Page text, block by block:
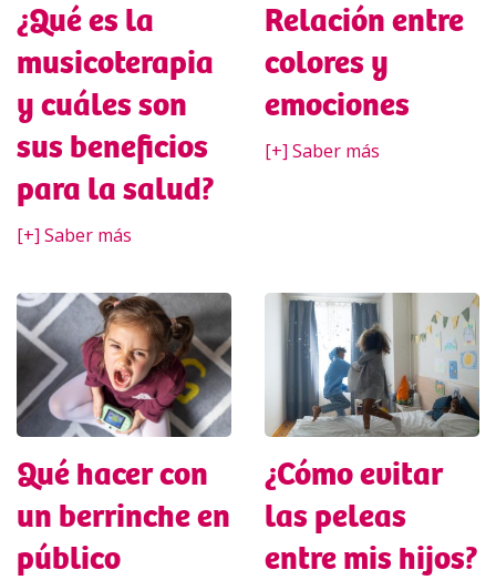
¿Qué es la
musicoterapia
y cuáles son
sus beneficios
para la salud?
[+] Saber más
Relación entre
colores y
emociones
[+] Saber más
Qué hacer con
un berrinche en
público
¿Cómo evitar
las peleas
entre mis hijos?